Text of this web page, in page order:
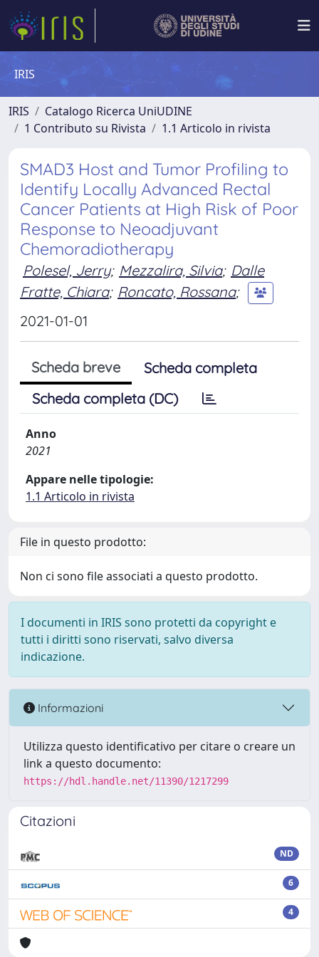
IRIS
IRIS
Catalogo Ricerca UniUDINE
1 Contributo su Rivista
1.1 Articolo in rivista
SMAD3 Host and Tumor Profiling to
Identify Locally Advanced Rectal
Cancer Patients at High Risk of Poor
Response to Neoadjuvant
Chemoradiotherapy
Polesel, Jerry; Mezzalira, Silvia; Dalle
Fratte, Chiara; Roncato, Rossana;
2021-01-01
Scheda breve
Scheda completa
Scheda completa (DC)
Anno
2021
Appare nelle tipologie:
1.1 Articolo in rivista
File in questo prodotto:
Non ci sono file associati a questo prodotto.
I documenti in IRIS sono protetti da copyright e
tutti i diritti sono riservati, salvo diversa
indicazione.
Informazioni
Utilizza questo identificativo per citare o creare un
link a questo documento:
https://hdl.handle.net/11390/1217299
Citazioni
ND
6
4